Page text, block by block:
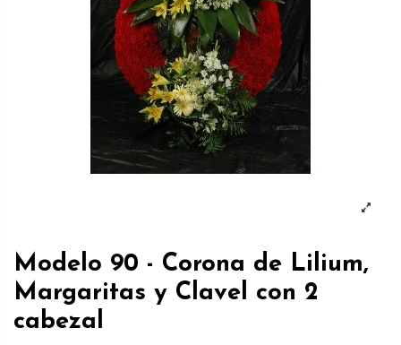
Modelo 90 - Corona de Lilium,
Margaritas y Clavel con 2
cabezal